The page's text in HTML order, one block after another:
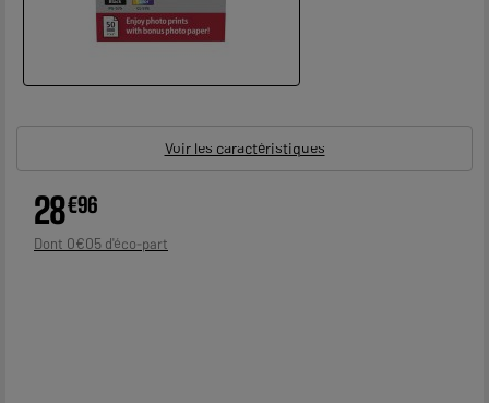
Voir les caractéristiques
28€96
Dont 0€05